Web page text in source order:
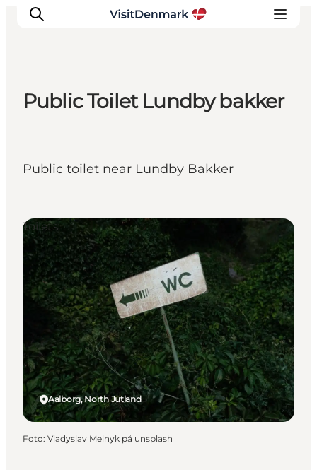
Cosa fare
Public Toilet Lundby bakker
Public toilet near Lundby Bakker
Aalborg, North Jutland
Toilets
Foto: Vladyslav Melnyk på unsplash